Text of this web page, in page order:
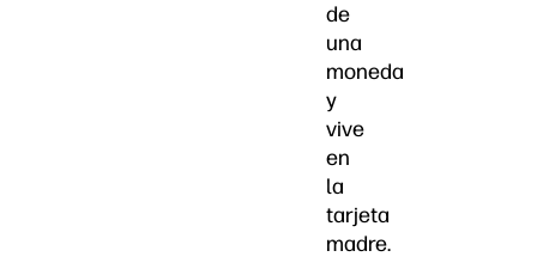
de
una
moneda
y
vive
en
la
tarjeta
madre.